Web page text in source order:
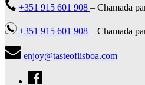
+351 915 601 908 – Chamada
+351 915 601 908 – Chamada
enjoy@tasteoflisboa.com